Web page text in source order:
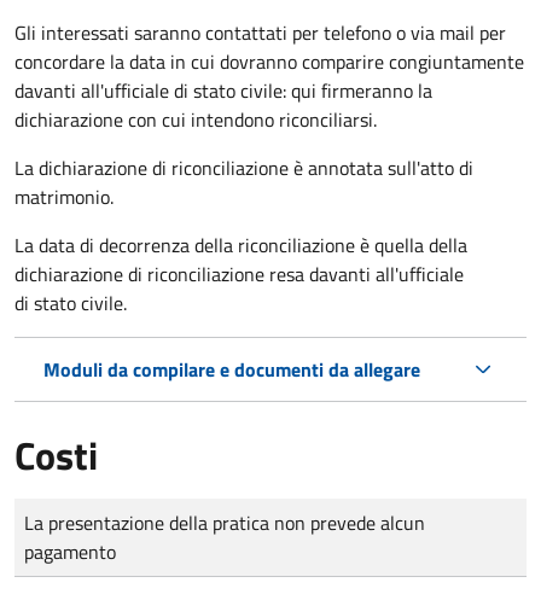
Gli interessati saranno contattati per telefono o via mail per
concordare la data in cui dovranno comparire congiuntamente
davanti all'ufficiale di stato civile: qui firmeranno la
dichiarazione con cui intendono riconciliarsi.
La dichiarazione di riconciliazione è annotata sull'atto di
matrimonio.
La data di decorrenza della riconciliazione è quella della
dichiarazione di riconciliazione resa davanti all'ufficiale
di stato civile.
Moduli da compilare e documenti da allegare
Costi
Tipo di pagamento
Importo
La presentazione della pratica non prevede alcun
pagamento